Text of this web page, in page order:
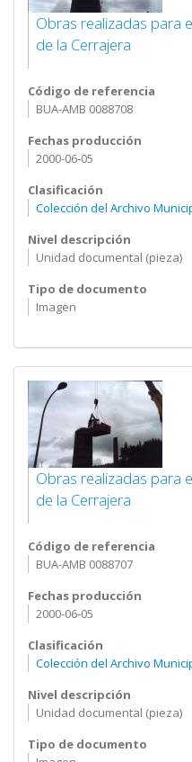
Obras realizadas para
de la Cerrajera
Código de referencia
BUA-AMB 0088708
Fechas producción
2000-06-05
Clasificación
Colección del Archivo
Nivel descripción
Unidad documental (pieza)
Tipo de documento
Imagen
Obras realizadas para
de la Cerrajera
Código de referencia
BUA-AMB 0088707
Fechas producción
2000-06-05
Clasificación
Colección del Archivo
Nivel descripción
Unidad documental (pieza)
Tipo de documento